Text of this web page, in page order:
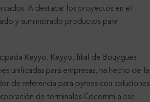
A destacar los proyectos en el
y suministrado productos para
Keyyo. Keyyo, filial de Bouygues
unificadas para empresas, ha hecho de la
de referencia para pymes con soluciones
de terminales Cocomm a ese